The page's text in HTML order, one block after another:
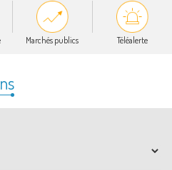
Marchés publics Téléalerte